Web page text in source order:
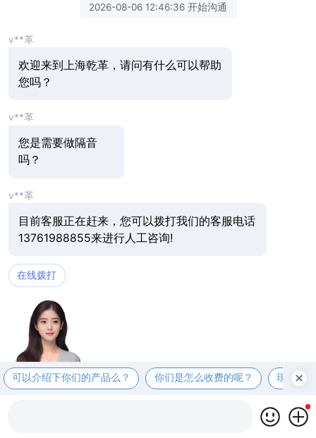
2026-08-06 12:46:36 开始沟通
v**革
欢迎来到上海乾革，请问有什么可以帮助
您吗？
v**革
您是需要做隔音
吗？
v**革
目前客服正在赶来，您可以拨打我们的客服电话
13761988855来进行人工咨询!
在线拨打
可以介绍下你们的产品么？ 你们是怎么收费的呢？ 现在有